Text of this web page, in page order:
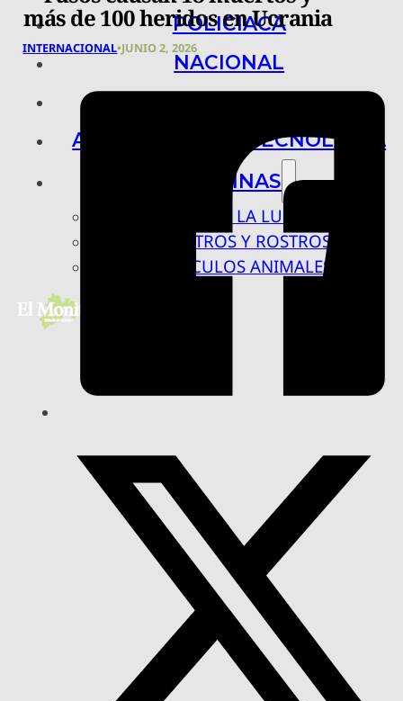
POLICIACA
NACIONAL
ARTE, CIENCIA Y TECNOLOGÍA
COLUMNAS
BAJO LA LUPA
RASTROS Y ROSTROS
VÍNCULOS ANIMALES
más de 100 heridos en Ucrania
INTERNACIONAL•JUNIO 2, 2026